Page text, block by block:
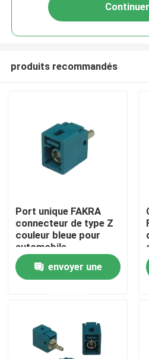
Des produits
Continuer
produits recommandés
Port unique FAKRA
connecteur de type Z
couleur bleue pour
automobile
envoyer une